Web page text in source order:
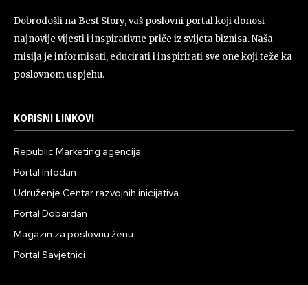
Dobrodošli na Best Story, vaš poslovni portal koji donosi
najnovije vijesti i inspirativne priče iz svijeta biznisa. Naša
misija je informisati, educirati i inspirirati sve one koji teže ka
poslovnom uspjehu.
KORISNI LINKOVI
Republic Marketing agencija
Portal Infodan
Udruženje Centar razvojnih inicijativa
Portal Dobardan
Magazin za poslovnu ženu
Portal Savjetnici